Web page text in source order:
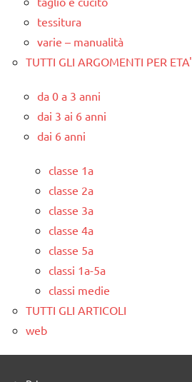
tessitura
varie – manualità
TUTTI GLI ARGOMENTI PER ETA'
da 0 a 3 anni
dai 3 ai 6 anni
dai 6 anni
classe 1a
classe 2a
classe 3a
classe 4a
classe 5a
classi 1a-5a
classi medie
TUTTI GLI ARTICOLI
web